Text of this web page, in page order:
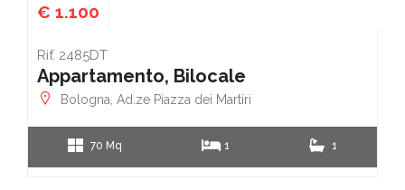
€ 1.100
Rif. 2485DT
Appartamento, Bilocale
Bologna, Ad.ze Piazza dei Martiri
70 Mq 1 1